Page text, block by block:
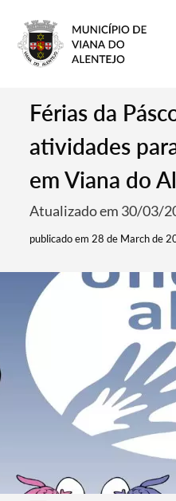
Férias da
atividades
em Viana do
Atualizado em 30/03/
publicado em 28 de March de